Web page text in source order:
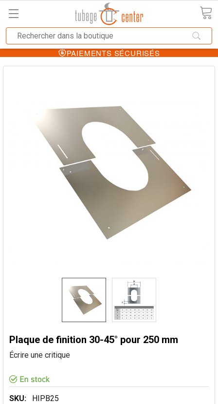
PAIEMENTS SÉCURISÉS
Plaque de finition 30-45° pour 250 mm
Écrire une critique
SKU: HIPB25